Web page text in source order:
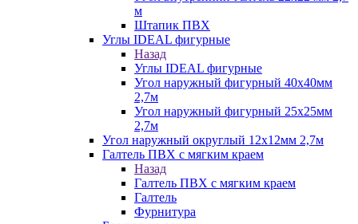
м
Штапик ПВХ
Углы IDEAL фигурные
Назад
Углы IDEAL фигурные
Угол наружный фигурный 40х40мм
2,7м
Угол наружный фигурный 25х25мм
2,7м
Угол наружный округлый 12х12мм 2,7м
Галтель ПВХ с мягким краем
Назад
Галтель ПВХ с мягким краем
Галтель
Фурнитура